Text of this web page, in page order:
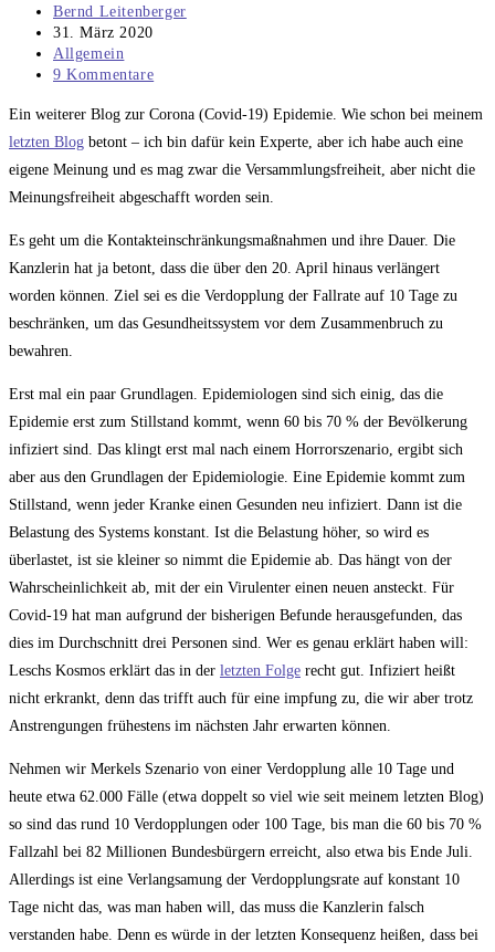
Beitrags-
Autor:
Bernd Leitenberger
Beitrag
veröffentlicht:
31. März 2020
Beitrags-
Kategorie:
Allgemein
Beitrags-
9 Kommentare
Ein weiterer Blog zur Corona (Covid-19) Epidemie. Wie schon bei meinem
letzten Blog betont – ich bin dafür kein Experte, aber ich habe auch eine
eigene Meinung und es mag zwar die Versammlungsfreiheit, aber nicht die
Meinungsfreiheit abgeschafft worden sein.
Es geht um die Kontakteinschränkungsmaßnahmen und ihre Dauer. Die
Kanzlerin hat ja betont, dass die über den 20. April hinaus verlängert
worden können. Ziel sei es die Verdopplung der Fallrate auf 10 Tage zu
beschränken, um das Gesundheitssystem vor dem Zusammenbruch zu
bewahren.
Erst mal ein paar Grundlagen. Epidemiologen sind sich einig, das die
Epidemie erst zum Stillstand kommt, wenn 60 bis 70 % der Bevölkerung
infiziert sind. Das klingt erst mal nach einem Horrorszenario, ergibt sich
aber aus den Grundlagen der Epidemiologie. Eine Epidemie kommt zum
Stillstand, wenn jeder Kranke einen Gesunden neu infiziert. Dann ist die
Belastung des Systems konstant. Ist die Belastung höher, so wird es
überlastet, ist sie kleiner so nimmt die Epidemie ab. Das hängt von der
Wahrscheinlichkeit ab, mit der ein Virulenter einen neuen ansteckt. Für
Covid-19 hat man aufgrund der bisherigen Befunde herausgefunden, das
dies im Durchschnitt drei Personen sind. Wer es genau erklärt haben will:
Leschs Kosmos erklärt das in der letzten Folge recht gut. Infiziert heißt
nicht erkrankt, denn das trifft auch für eine impfung zu, die wir aber trotz
Anstrengungen frühestens im nächsten Jahr erwarten können.
Nehmen wir Merkels Szenario von einer Verdopplung alle 10 Tage und
heute etwa 62.000 Fälle (etwa doppelt so viel wie seit meinem letzten Blog)
so sind das rund 10 Verdopplungen oder 100 Tage, bis man die 60 bis 70 %
Fallzahl bei 82 Millionen Bundesbürgern erreicht, also etwa bis Ende Juli.
Allerdings ist eine Verlangsamung der Verdopplungsrate auf konstant 10
Tage nicht das, was man haben will, das muss die Kanzlerin falsch
verstanden habe. Denn es würde in der letzten Konsequenz heißen, dass bei